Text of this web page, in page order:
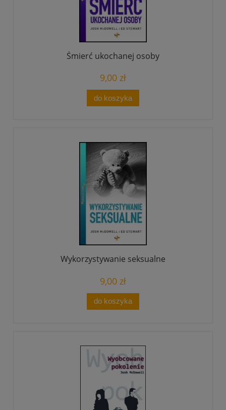
Śmierć ukochanej osoby
9,00 zł
do koszyka
Wykorzystywanie seksualne
9,00 zł
do koszyka